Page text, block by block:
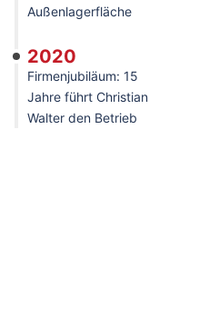
Außenlagerfläche
2020
Firmenjubiläum: 15
Jahre führt Christian
Walter den Betrieb